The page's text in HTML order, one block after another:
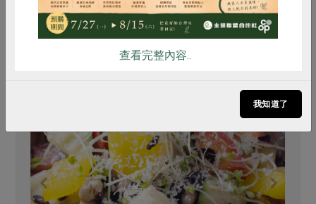
查看完整內容..
我知道了